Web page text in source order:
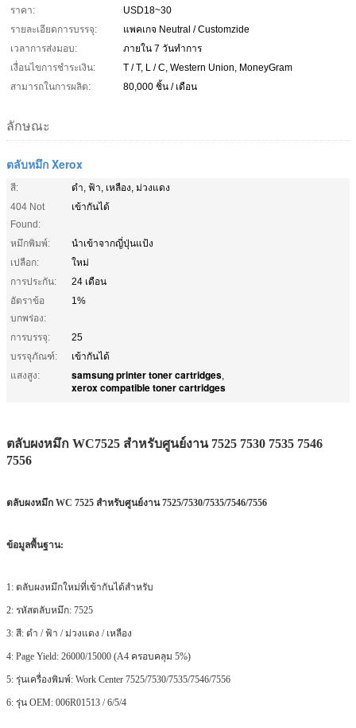
ราคา:
USD18~30
รายละเอียดการบรรจุ:
แพคเกจ Neutral / Customzide
เวลาการส่งมอบ:
ภายใน 7 วันทำการ
เงื่อนไขการชำระเงิน:
T / T, L / C, Western Union, MoneyGram
สามารถในการผลิต:
80,000 ชิ้น / เดือน
ลักษณะ
ตลับหมึก Xerox
สี:
ดำ, ฟ้า, เหลือง, ม่วงแดง
404 Not
Found:
เข้ากันได้
หมึกพิมพ์:
นำเข้าจากญี่ปุ่นแป้ง
เปลือก:
ใหม่
การประกัน:
24 เดือน
อัตราข้อ
บกพร่อง:
1%
การบรรจุ:
25
บรรจุภัณฑ์:
เข้ากันได้
แสงสูง:
samsung printer toner cartridges,
xerox compatible toner cartridges
ตลับผงหมึก WC7525 สำหรับศูนย์งาน 7525 7530 7535 7546
7556
ตลับผงหมึก WC 7525 สำหรับศูนย์งาน 7525/7530/7535/7546/7556
ข้อมูลพื้นฐาน:
1: ตลับผงหมึกใหม่ที่เข้ากันได้สำหรับ
2: รหัสตลับหมึก: 7525
3: สี: ดำ / ฟ้า / ม่วงแดง / เหลือง
4: Page Yield: 26000/15000 (A4 ครอบคลุม 5%)
5: รุ่นเครื่องพิมพ์: Work Center 7525/7530/7535/7546/7556
6: รุ่น OEM: 006R01513 / 6/5/4